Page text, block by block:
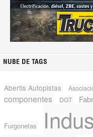
NUBE DE TAGS
Abertis Autopistas
componentes DGT
Furgonetas